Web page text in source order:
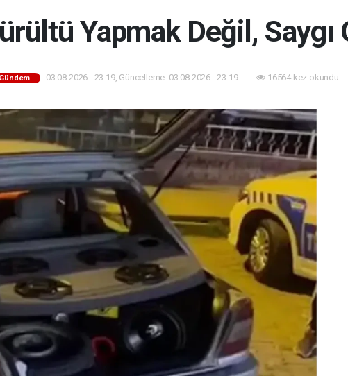
Yapmak Değil,
Gündem 03.08.2026 - 23:19, Güncelleme: 03.08.2026 - 23:19 16564 kez okundu.